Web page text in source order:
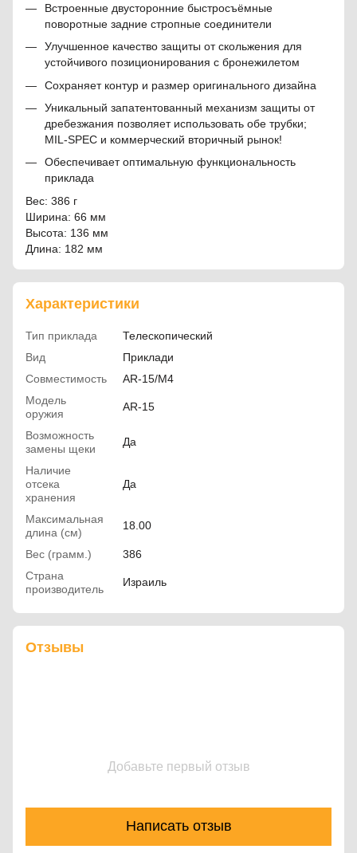
Встроенные двусторонние быстросъёмные
поворотные задние стропные соединители
Улучшенное качество защиты от скольжения для
устойчивого позиционирования с бронежилетом
Сохраняет контур и размер оригинального дизайна
Уникальный запатентованный механизм защиты от
дребезжания позволяет использовать обе трубки;
MIL-SPEC и коммерческий вторичный рынок!
Обеспечивает оптимальную функциональность
приклада
Вес: 386 г
Ширина: 66 мм
Высота: 136 мм
Длина: 182 мм
Характеристики
Тип приклада
Телескопический
Вид
Приклади
Совместимость
AR-15/M4
Модель
оружия
AR-15
Возможность
замены щеки
Да
Наличие
отсека
хранения
Да
Максимальная
длина (см)
18.00
Вес (грамм.)
386
Страна
производитель
Израиль
Отзывы
Добавьте первый отзыв
Написать отзыв